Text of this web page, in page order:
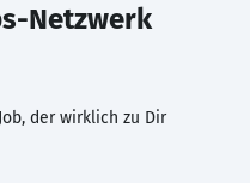
Netzwerk
der wirklich zu Dir